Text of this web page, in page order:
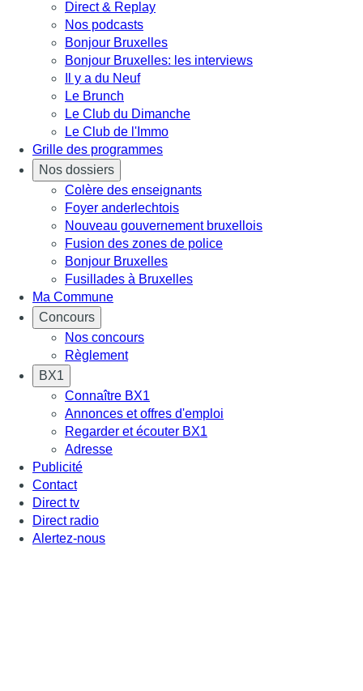
Direct & Replay
Nos podcasts
Bonjour Bruxelles
Bonjour Bruxelles: les interviews
Il y a du Neuf
Le Brunch
Le Club du Dimanche
Le Club de l'Immo
Grille des programmes
Nos dossiers
Colère des enseignants
Foyer anderlechtois
Nouveau gouvernement bruxellois
Fusion des zones de police
Bonjour Bruxelles
Fusillades à Bruxelles
Ma Commune
Concours
Nos concours
Règlement
BX1
Connaître BX1
Annonces et offres d'emploi
Regarder et écouter BX1
Adresse
Publicité
Contact
Direct tv
Direct radio
Alertez-nous